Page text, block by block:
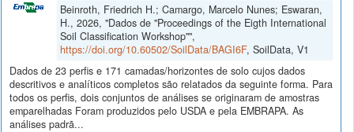
Beinroth, Friedrich H.; Camargo, Marcelo Nunes; Eswaran,
H., 2026, "Dados de "Proceedings of the Eigth International
Soil Classification Workshop"",
https://doi.org/10.60502/SoilData/BAGI6F, SoilData, V1
Dados de 23 perfis e 171 camadas/horizontes de solo cujos dados
descritivos e analíticos completos são relatados da seguinte forma. Para
todos os perfis, dois conjuntos de análises se originaram de amostras
emparelhadas Foram produzidos pelo USDA e pela EMBRAPA. As
análises padrã...